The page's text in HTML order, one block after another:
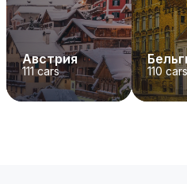
Австрия
111cars 110 cars